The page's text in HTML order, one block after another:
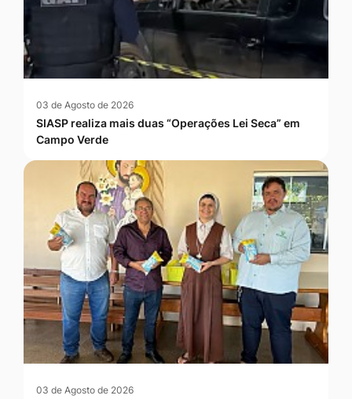
03 de Agosto de 2026
SIASP realiza mais duas “Operações Lei Seca” em
Campo Verde
03 de Agosto de 2026